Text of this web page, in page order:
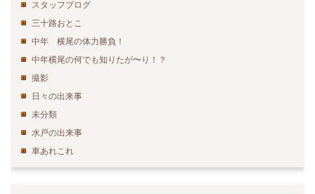
スタッフブログ
三十路おとこ
中年 横尾の体力勝負！
中年横尾の何でも知りたが〜り！？
撮影
日々の出来事
未分類
水戸の出来事
車あれこれ